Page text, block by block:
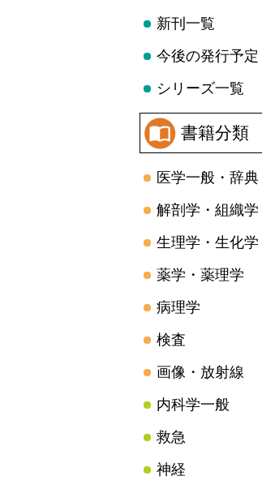
新刊一覧
今後の発行予定
シリーズ一覧
書籍分類
医学一般・辞典
解剖学・組織学
生理学・生化学
薬学・薬理学
病理学
検査
画像・放射線
内科学一般
救急
神経